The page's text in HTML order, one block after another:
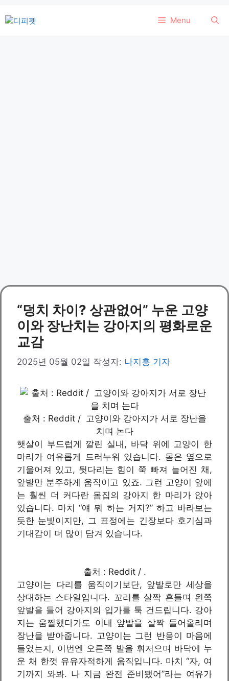
텐
Menu
“덩치 차이? 상관없어” 누운 고양
이와 장난치는 강아지의 평화로운
교감
2025년 05월 02일 작성자: 나지홍 기자
출처 : Reddit / 고양이와 강아지가 서로 장난을
치며 논다
햇살이 부드럽게 깔린 실내, 바닥 위에 고양이 한
마리가 여유롭게 드러누워 있습니다. 몸은 옆으로
기울어져 있고, 뒷다리는 힘이 쭉 빠져 늘어진 채,
앞발만 분주하게 움직이고 있죠. 그런 고양이 앞에
는 훨씬 더 커다란 몸집의 강아지 한 마리가 앉아
있습니다. 마치 “얘 뭐 하는 거지?” 하고 바라보는
듯한 눈빛이지만, 그 표정에는 긴장보다 호기심과
기대감이 더 많이 담겨 있습니다.
출처 : Reddit / .
고양이는 다리를 움직이기보단, 앞발로만 세상을
상대하는 스타일입니다. 꼬리를 살짝 흔들며 왼쪽
앞발을 들어 강아지의 입가를 툭 건드립니다. 강아
지는 움찔했다가도 이내 앞발을 살짝 들어올리며
장난을 받아줍니다. 고양이는 그런 반응이 마음에
들었는지, 이번엔 오른쪽 발을 휘저으며 바닥에 누
운 채 한껏 유유자적하게 움직입니다. 마치 “자, 여
기까지 와봐. 나 지금 완전 준비됐어”라는 여유가